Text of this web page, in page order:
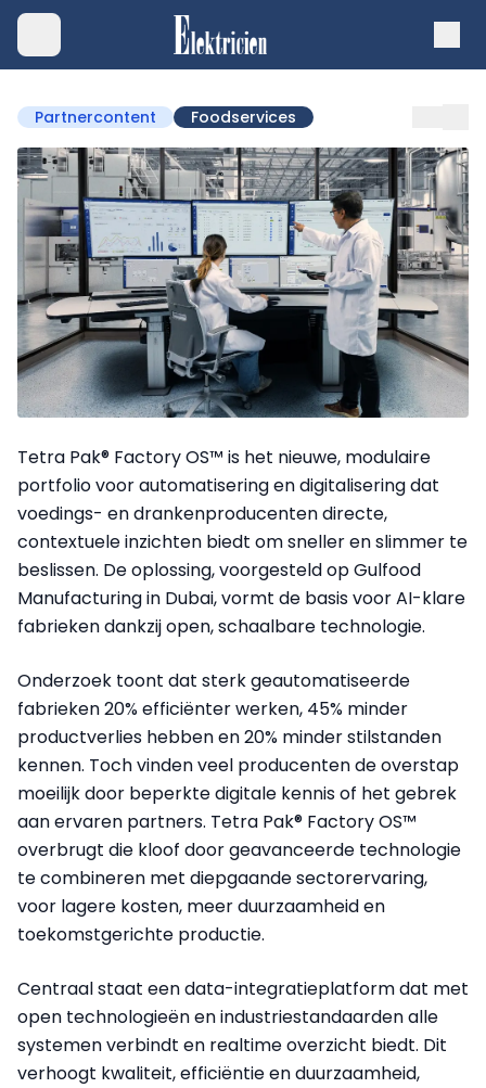
Partnercontent Foodservices
Tetra Pak® Factory OS™ is het nieuwe, modulaire
portfolio voor automatisering en digitalisering dat
voedings- en drankenproducenten directe,
contextuele inzichten biedt om sneller en slimmer te
beslissen. De oplossing, voorgesteld op Gulfood
Manufacturing in Dubai, vormt de basis voor AI-klare
fabrieken dankzij open, schaalbare technologie.
Onderzoek toont dat sterk geautomatiseerde
fabrieken 20% efficiënter werken, 45% minder
productverlies hebben en 20% minder stilstanden
kennen. Toch vinden veel producenten de overstap
moeilijk door beperkte digitale kennis of het gebrek
aan ervaren partners. Tetra Pak® Factory OS™
overbrugt die kloof door geavanceerde technologie
te combineren met diepgaande sectorervaring,
voor lagere kosten, meer duurzaamheid en
toekomstgerichte productie.
Centraal staat een data-integratieplatform dat met
open technologieën en industriestandaarden alle
systemen verbindt en realtime overzicht biedt. Dit
verhoogt kwaliteit, efficiëntie en duurzaamheid,